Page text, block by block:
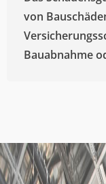
von
Bauabnahme